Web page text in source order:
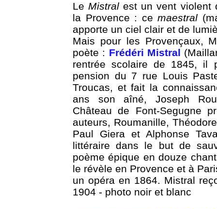
Le Mistral est un vent violent
la Provence : cemaestral
apporte un ciel clair et de
Mais pour les Provençaux,
poète : Frédéri Mistral
rentrée scolaire de 1845, il
pension du 7 rue Louis
Troucas, et fait la
ans son aîné, Joseph
Château de Font-Segugne
auteurs, Roumanille,
Paul Giera et Alphonse
littéraire dans le but de
poème épique en douze
le révèle en Provence et à
un opéra en 1864. Mistral
1904 - photo noir et blanc